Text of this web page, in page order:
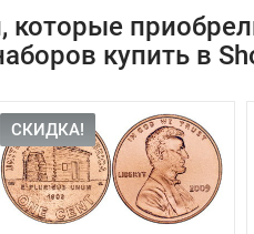
которые
купить в
СКИДКА!